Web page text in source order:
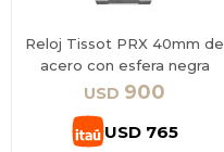
Reloj Tissot PRX 40mm de
acero con esfera negra
USD 900
USD 765